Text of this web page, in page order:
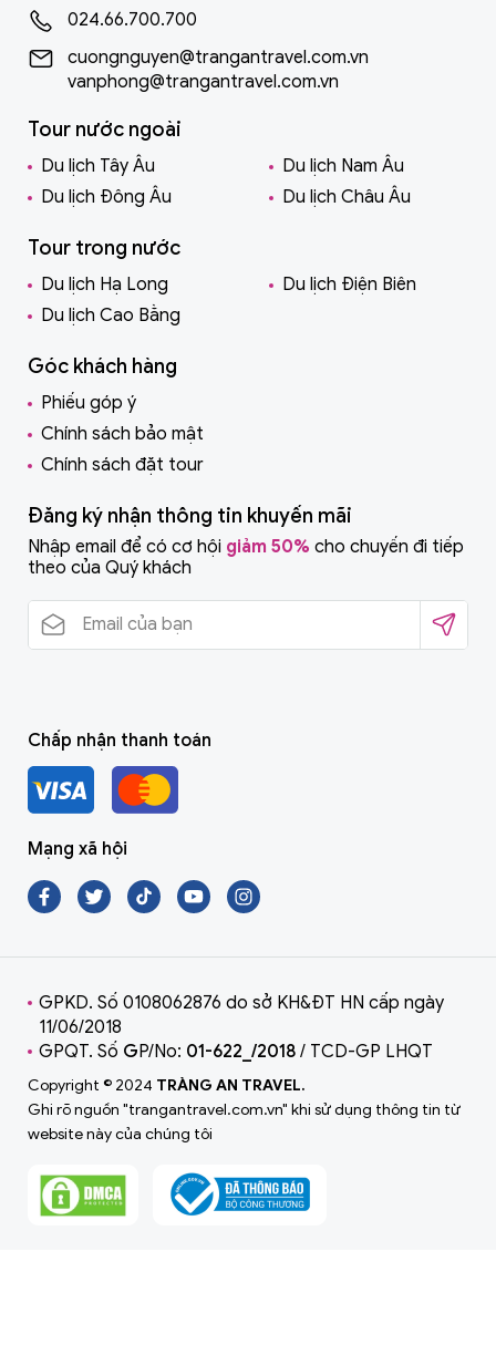
024.66.700.700
cuongnguyen@trangantravel.com.vn
vanphong@trangantravel.com.vn
Tour nước ngoài
Du lịch Tây Âu
Du lịch Nam Âu
Du lịch Đông Âu
Du lịch Châu Âu
Tour trong nước
Du lịch Hạ Long
Du lịch Điện Biên
Du lịch Cao Bằng
Góc khách hàng
Phiếu góp ý
Chính sách bảo mật
Chính sách đặt tour
Đăng ký nhận thông tin khuyến mãi
Nhập email để có cơ hội giảm 50% cho chuyến đi tiếp
theo của Quý khách
Chấp nhận thanh toán
Mạng xã hội
GPKD. Số 0108062876 do sở KH&ĐT HN cấp ngày
11/06/2018
GPQT. Số GP/No: 01-622_/2018 / TCD-GP LHQT
Copyright © 2024 TRÀNG AN TRAVEL.
Ghi rõ nguồn "trangantravel.com.vn" khi sử dụng thông tin từ
website này của chúng tôi